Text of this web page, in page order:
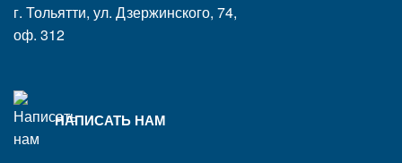
г. Тольятти, ул. Дзержинского, 74,
оф. 312
НАПИСАТЬ НАМ